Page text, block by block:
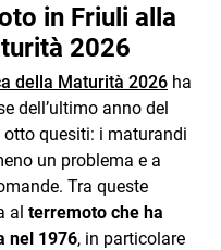
in Friuli alla
2026
della Maturità 2026 ha
dell’ultimo anno del
otto quesiti: i maturandi
un problema e a
Tra queste
al terremoto che ha
nel 1976, in particolare